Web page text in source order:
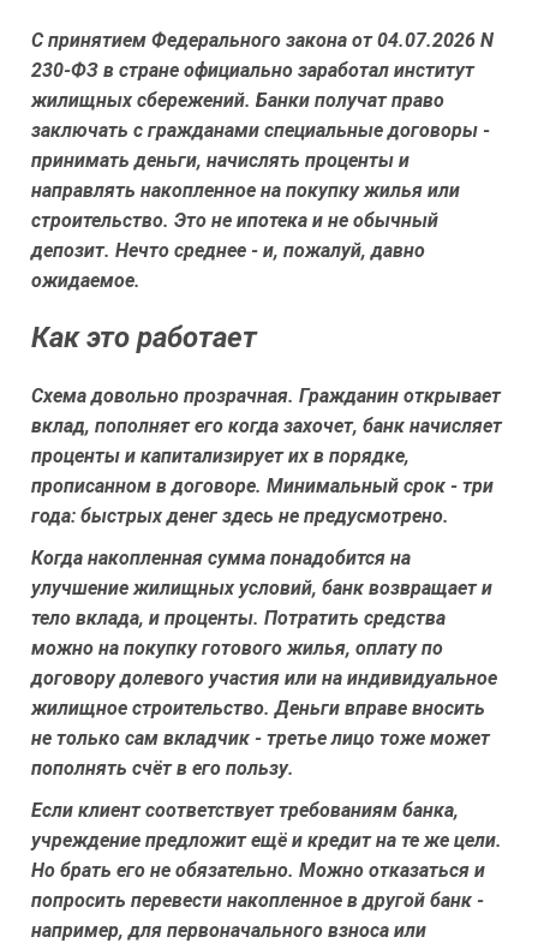
С принятием Федерального закона от 04.07.2026 N
230-ФЗ в стране официально заработал институт
жилищных сбережений. Банки получат право
заключать с гражданами специальные договоры -
принимать деньги, начислять проценты и
направлять накопленное на покупку жилья или
строительство. Это не ипотека и не обычный
депозит. Нечто среднее - и, пожалуй, давно
ожидаемое.
Как это работает
Схема довольно прозрачная. Гражданин открывает
вклад, пополняет его когда захочет, банк начисляет
проценты и капитализирует их в порядке,
прописанном в договоре. Минимальный срок - три
года: быстрых денег здесь не предусмотрено.
Когда накопленная сумма понадобится на
улучшение жилищных условий, банк возвращает и
тело вклада, и проценты. Потратить средства
можно на покупку готового жилья, оплату по
договору долевого участия или на индивидуальное
жилищное строительство. Деньги вправе вносить
не только сам вкладчик - третье лицо тоже может
пополнять счёт в его пользу.
Если клиент соответствует требованиям банка,
учреждение предложит ещё и кредит на те же цели.
Но брать его не обязательно. Можно отказаться и
попросить перевести накопленное в другой банк -
например, для первоначального взноса или